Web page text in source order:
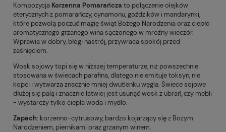
Kompozycja Korzenna Pomarańcza to połączenie olejków
eterycznych z pomarańczy, cynamonu, goździków i mandarynki,
które pozwolą poczuć magię świąt Bożego Narodzenia oraz ciepło
aromatycznego grzanego wina sączonego w mroźny wieczór.
Wprawia w dobry, błogi nastrój, przywraca spokój przed
zaśnięciem.
Wosk sojowy topi się w niższej temperaturze, niż powszechnie
stosowana w świecach parafina, dlatego nie emituje toksyn, nie
kopci i wytwarza znacznie mniej dwutlenku węgla. Świece sojowe
dłużej się palą i znacznie łatwiej jest usunąć wosk z ubrań, czy mebli
- wystarczy tylko ciepła woda i mydło.
Zapach: korzenno-cytrusowy, bardzo kojarzący się z Bożym
Narodzeniem, piernikami oraz grzanym winem.